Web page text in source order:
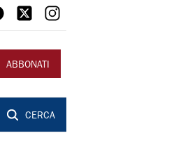
ABBONATI
CERCA